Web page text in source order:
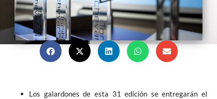
Los galardones de esta 31 edición se entregarán el